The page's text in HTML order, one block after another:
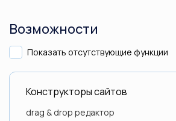
Возможности
Показать отсутствующие функции
Конструкторы сайтов
drag & drop редактор